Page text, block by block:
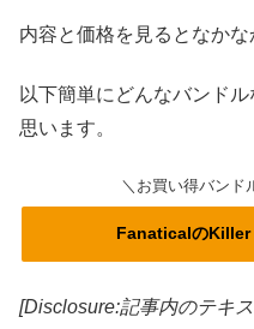
内容と価格を見るとなかな
以下簡単にどんなバンド
思います。
＼お買い得バンド
FanaticalのKiller
[Disclosure:記事内のテキ